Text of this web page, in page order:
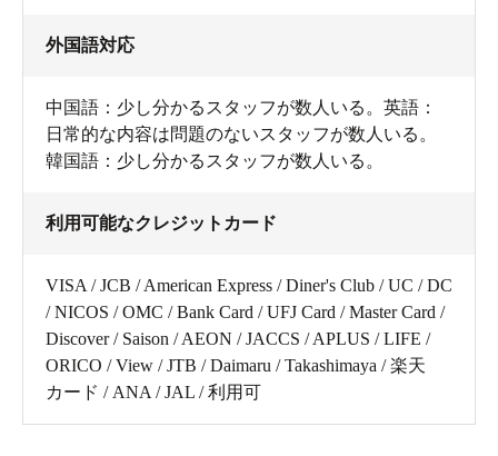
外国語対応
中国語：少し分かるスタッフが数人いる。英語：
日常的な内容は問題のないスタッフが数人いる。
韓国語：少し分かるスタッフが数人いる。
利用可能なクレジットカード
VISA / JCB / American Express / Diner's Club / UC / DC
/ NICOS / OMC / Bank Card / UFJ Card / Master Card /
Discover / Saison / AEON / JACCS / APLUS / LIFE /
ORICO / View / JTB / Daimaru / Takashimaya / 楽天
カード / ANA / JAL / 利用可